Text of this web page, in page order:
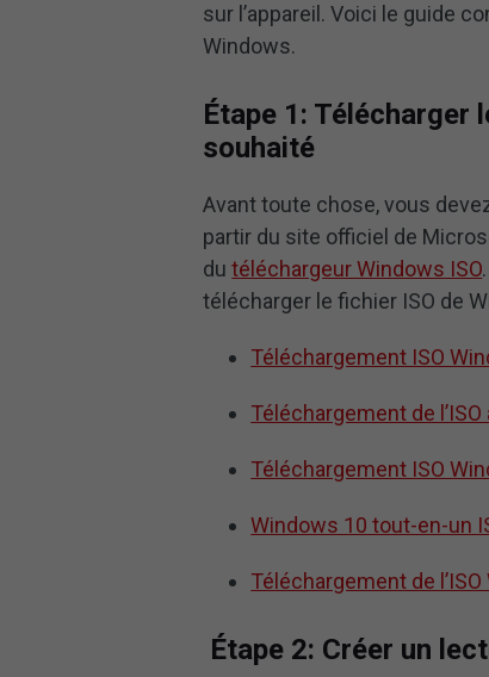
sur l’appareil. Voici le guide
Windows.
Étape 1: Télécharger
souhaité
Avant toute chose, vous
partir du site officiel de
dutéléchargeur Windows ISO
télécharger le fichier ISO de
Téléchargement ISO
Téléchargement de
Téléchargement ISO
Windows 10 tout-en-un
Téléchargement de
Étape 2: Créer un